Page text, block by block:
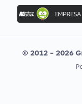
Concurso Ibama
Concurso MPU
Editais publicados
CONCURSOS POR
© 2012 - 2026